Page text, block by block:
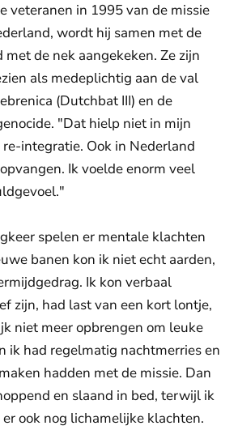
veteranen in 1995 van de missie
wordt hij samen met de
de nek aangekeken. Ze zijn
als medeplichtig aan de val
(Dutchbat III) en de
"Dat hielp niet in mijn
integratie. Ook in Nederland
Ik voelde enorm veel
spelen er mentale klachten
banen kon ik niet echt aarden,
Ik kon verbaal
zijn, had last van een kort lontje,
niet meer opbrengen om leuke
ik had regelmatig nachtmerries en
hadden met de missie. Dan
en slaand in bed, terwijl ik
ook nog lichamelijke klachten.